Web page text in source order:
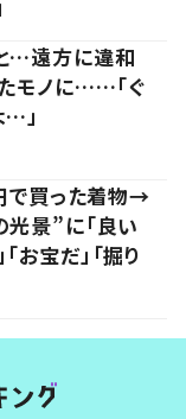
…遠方に違和
モノに……「ぐ
…」
で買った着物→
景”に「良い
お宝だ」「掘り